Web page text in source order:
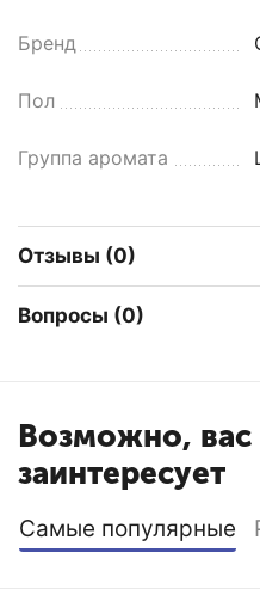
Бренд
Пол
Группа аромата
Отзывы (0)
Вопросы (0)
Возможно, вас
заинтересует
Самые популярные